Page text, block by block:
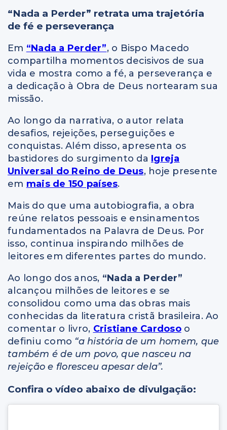
“Nada a Perder” retrata uma trajetória
de fé e perseverança
Em “Nada a Perder”, o Bispo Macedo
compartilha momentos decisivos de sua
vida e mostra como a fé, a perseverança e
a dedicação à Obra de Deus nortearam sua
missão.
Ao longo da narrativa, o autor relata
desafios, rejeições, perseguições e
conquistas. Além disso, apresenta os
bastidores do surgimento da Igreja
Universal do Reino de Deus, hoje presente
em mais de 150 países.
Mais do que uma autobiografia, a obra
reúne relatos pessoais e ensinamentos
fundamentados na Palavra de Deus. Por
isso, continua inspirando milhões de
leitores em diferentes partes do mundo.
Ao longo dos anos, “Nada a Perder”
alcançou milhões de leitores e se
consolidou como uma das obras mais
conhecidas da literatura cristã brasileira. Ao
comentar o livro, Cristiane Cardosoo
definiu como “a história de um homem, que
também é de um povo, que nasceu na
rejeição e floresceu apesar dela”.
Confira o vídeo abaixo de divulgação: